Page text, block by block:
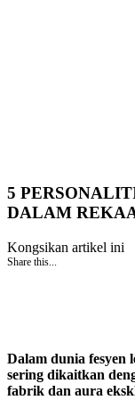
5
DALAM
Kongsikan artikel ini
Share this...
Dalam dunia fesyen
sering dikaitkan
fabrik dan aura